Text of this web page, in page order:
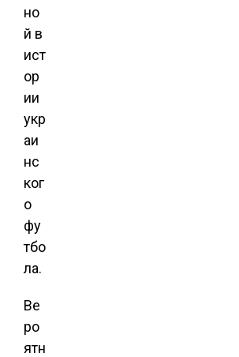
но
й в
ист
ор
ии
укр
аи
нс
ког
о
фу
тбо
ла.
Ве
ро
ятн